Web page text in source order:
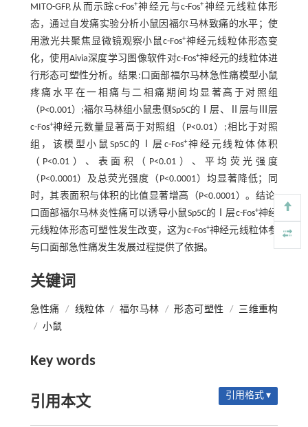
MITO-GFP,从而示踪c-Fos+神经元与c-Fos+神经元线粒体形
态，通过自发痛实验分析小鼠因福尔马林致痛的水平；使
用激光共聚焦显微镜观察小鼠c-Fos+神经元线粒体形态变
化，使用Aivia深度学习图像软件对c-Fos+神经元的线粒体进
行形态可塑性分析。结果:口面部福尔马林急性痛模型小鼠
疼痛水平在一相痛与二相痛期间均显著高于对照组
（P<0.001）;福尔马林组小鼠患侧Sp5C的Ⅰ层、Ⅱ层与Ⅲ层
c-Fos+神经元数量显著高于对照组（P<0.01）;相比于对照
组，该模型小鼠Sp5C的Ⅰ层c-Fos+神经元线粒体体积
（P<0.01）、表面积（P<0.01）、平均荧光强度
（P<0.0001）及总荧光强度（P<0.0001）均显著降低；同
时，其表面积与体积的比值显著增高（P<0.0001）。结论:
口面部福尔马林炎性痛可以诱导小鼠Sp5C的Ⅰ层c-Fos+神经
元线粒体形态可塑性发生改变，这为c-Fos+神经元线粒体参
与口面部急性痛发生发展过程提供了依据。
关键词
急性痛 / 线粒体 / 福尔马林 / 形态可塑性 /
三维重构
/ 小鼠
Key words
引用本文 引用格式 ▾